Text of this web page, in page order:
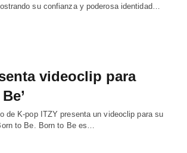
su confianza y poderosa identidad…
videoclip para
de K-pop ITZY presenta un videoclip para su
to Be. Born to Be es…